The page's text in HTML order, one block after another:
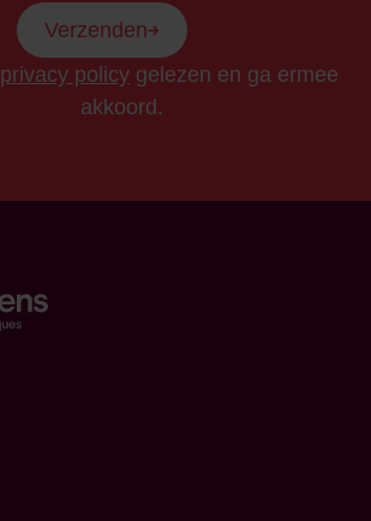
Verzenden
privacy policygelezen en ga ermee
akkoord.
Terug